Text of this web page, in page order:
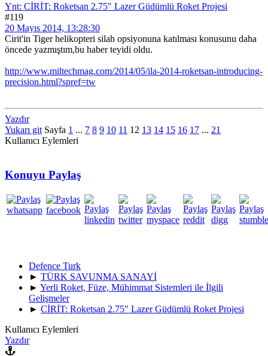
Ynt: CİRİT: Roketsan 2.75" Lazer Güdümlü Roket Projesi
#119
20 Mayıs 2014, 13:28:30
Cirit'in Tiger helikopteri silah opsiyonuna katılması konusunu daha
öncede yazmıştım,bu haber teyidi oldu.
http://www.miltechmag.com/2014/05/ila-2014-roketsan-introducing-
precision.html?spref=tw
Yazdır
Yukarı git Sayfa 1 ... 7 8 9 10 11 12 13 14 15 16 17 ... 21
Kullanıcı Eylemleri
Konuyu Paylaş
Defence Turk
► TÜRK SAVUNMA SANAYİ
► Yerli Roket, Füze, Mühimmat Sistemleri ile İlgili
Gelişmeler
► CİRİT: Roketsan 2.75" Lazer Güdümlü Roket Projesi
Kullanıcı Eylemleri
Yazdır